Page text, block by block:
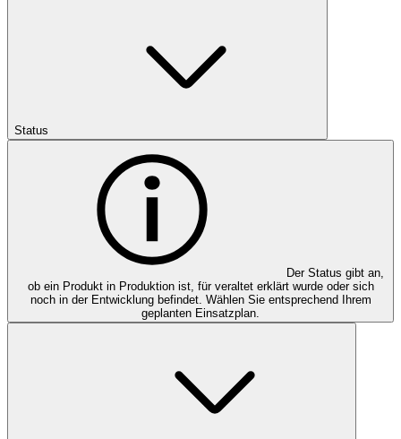
Status
Der Status gibt an,
ob ein Produkt in Produktion ist, für veraltet erklärt wurde oder sich
noch in der Entwicklung befindet. Wählen Sie entsprechend Ihrem
geplanten Einsatzplan.